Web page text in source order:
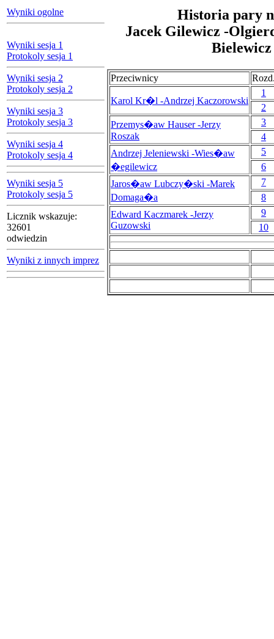
Wyniki ogolne
Wyniki sesja 1
Protokoly sesja 1
Wyniki sesja 2
Protokoly sesja 2
Wyniki sesja 3
Protokoly sesja 3
Wyniki sesja 4
Protokoly sesja 4
Wyniki sesja 5
Protokoly sesja 5
Licznik wskazuje:
32601
odwiedzin
Wyniki z innych imprez
Historia pary
Jacek Gilewicz -
Bielewicz
Przeciwnicy
Karol Kr�l -Andrzej Kaczorowski
1
2
Przemys�aw Hauser -Jerzy
Roszak
3
4
Andrzej Jeleniewski -Wies�aw
�egilewicz
5
6
Jaros�aw Lubczy�ski -Marek
Domaga�a
7
8
Edward Kaczmarek -Jerzy
Guzowski
9
10